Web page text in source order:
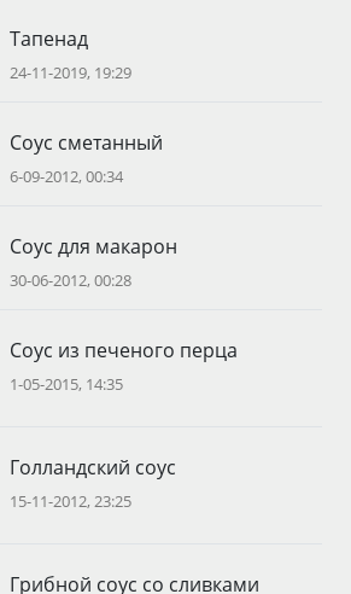
Тапенад
24-11-2019, 19:29
Соус сметанный
6-09-2012, 00:34
Соус для макарон
30-06-2012, 00:28
Соус из печеного перца
1-05-2015, 14:35
Голландский соус
15-11-2012, 23:25
Грибной соус со сливками